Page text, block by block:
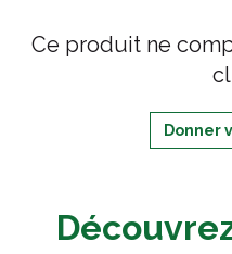
Ce produit ne
Donner